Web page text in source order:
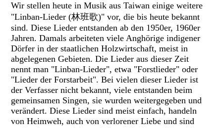
Wir stellen heute in Musik aus Taiwan einige weitere
"Linban-Lieder (林班歌)" vor, die bis heute bekannt
sind. Diese Lieder entstanden ab den 1950er, 1960er
Jahren. Damals arbeiteten viele Anghörige indigener
Dörfer in der staatlichen Holzwirtschaft, meist in
abgelegenen Gebieten. Die Lieder aus dieser Zeit
nennt man "Linban-Lieder", etwa "Forstlieder" oder
"Lieder der Forstarbeit". Bei vielen dieser Lieder ist
der Verfasser nicht bekannt, viele entstanden beim
gemeinsamen Singen, sie wurden weitergegeben und
verändert. Diese Lieder sind meist einfach, handeln
von Heimweh, auch von verlorener Liebe und sind